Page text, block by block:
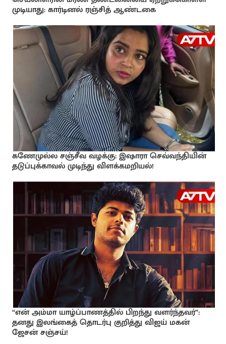
முடியாது: கார்டினல் ரஞ்சித் ஆண்டகை
கணேமுல்ல சஞ்சீவ வழக்கு: இஷாரா செவ்வந்தியின்
தடுப்புக்காவல் முடிந்து விளக்கமறியல்!
“என் அம்மா யாழ்ப்பாணத்தில் பிறந்து வளர்ந்தவர்”:
தனது இலங்கைத் தொடர்பு குறித்து விஜய் மகன்
ஜேசன் சஞ்சய்!